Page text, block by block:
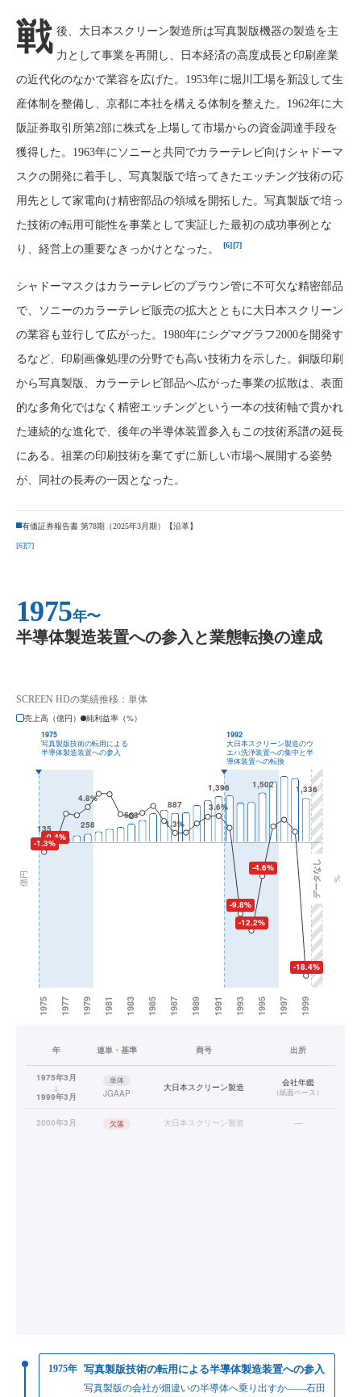
戦 後、大日本スクリーン製造所は写真製版機器の製造を主
力として事業を再開し、日本経済の高度成長と印刷産業
の近代化のなかで業容を広げた。1953年に堀川工場を新設して生
産体制を整備し、京都に本社を構える体制を整えた。1962年に大
阪証券取引所第2部に株式を上場して市場からの資金調達手段を
獲得した。1963年にソニーと共同でカラーテレビ向けシャドーマ
スクの開発に着手し、写真製版で培ってきたエッチング技術の応
用先として家電向け精密部品の領域を開拓した。写真製版で培っ
た技術の転用可能性を事業として実証した最初の成功事例とな
り、経営上の重要なきっかけとなった。
[6] [7]
シャドーマスクはカラーテレビのブラウン管に不可欠な精密部品
で、ソニーのカラーテレビ販売の拡大とともに大日本スクリーン
の業容も並行して広がった。1980年にシグマグラフ2000を開発す
るなど、印刷画像処理の分野でも高い技術力を示した。銅版印刷
から写真製版、カラーテレビ部品へ広がった事業の拡散は、表面
的な多角化ではなく精密エッチングという一本の技術軸で貫かれ
た連続的な進化で、後年の半導体装置参入もこの技術系譜の延長
にある。祖業の印刷技術を棄てずに新しい市場へ展開する姿勢
が、同社の長寿の一因となった。
有価証券報告書 第78期（2025年3月期）【沿革】
[6][7]
1975年〜
半導体製造装置への参入と業態転換の達成
SCREEN HDの業績推移：単体
売上高（億円）
純利益率（%）
年 連単・基準 商号 出所
1975年3月
↓
1999年3月
単体
JGAAP
大日本スクリーン製造 会社年鑑
（紙面ベース）
2000年3月 欠落 大日本スクリーン製造 —
1975年 写真製版技術の転用による半導体製造装置への参入
写真製版の会社が畑違いの半導体へ乗り出すか——石田